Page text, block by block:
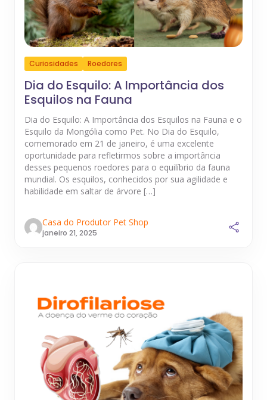
Curiosidades Roedores
Dia do Esquilo: A Importância dos
Esquilos na Fauna
Dia do Esquilo: A Importância dos Esquilos na Fauna e o
Esquilo da Mongólia como Pet. No Dia do Esquilo,
comemorado em 21 de janeiro, é uma excelente
oportunidade para refletirmos sobre a importância
desses pequenos roedores para o equilíbrio da fauna
mundial. Os esquilos, conhecidos por sua agilidade e
habilidade em saltar de árvore […]
Casa do Produtor Pet Shop
janeiro 21, 2025